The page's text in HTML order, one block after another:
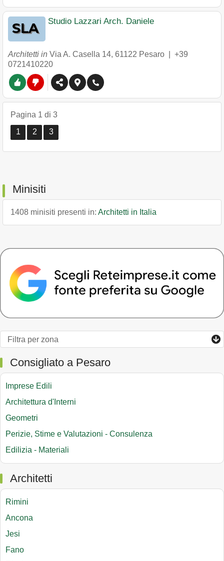
Studio Lazzari Arch. Daniele
Architetti in Via A. Casella 14, 61122 Pesaro
+39
0721410220
Pagina 1 di 3
1
2 3
Minisiti
1408 minisiti presenti in: Architetti in Italia
Consigliato a Pesaro
Imprese Edili
Architettura d'Interni
Geometri
Perizie, Stime e Valutazioni - Consulenza
Edilizia - Materiali
Architetti
Rimini
Ancona
Jesi
Fano